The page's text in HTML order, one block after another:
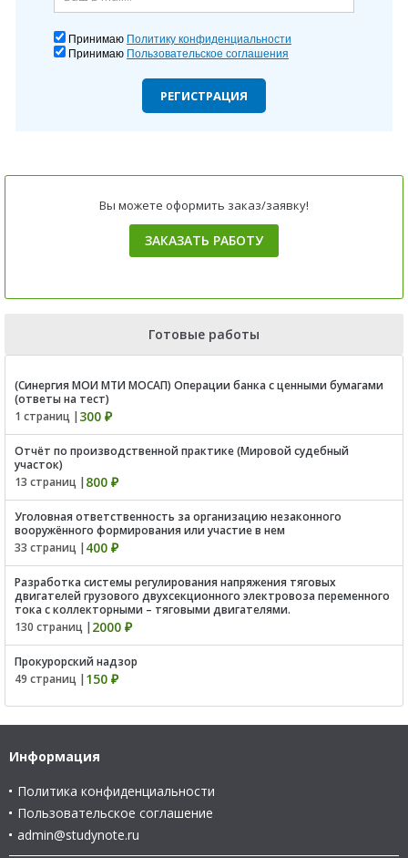
Принимаю Политику конфиденциальности
Принимаю Пользовательское соглашения
РЕГИСТРАЦИЯ
Вы можете оформить заказ/заявку!
ЗАКАЗАТЬ РАБОТУ
Готовые работы
(Синергия МОИ МТИ МОСАП) Операции банка с ценными бумагами
(ответы на тест)
1 страниц | 300 ₽
Отчёт по производственной практике (Мировой судебный
участок)
13 страниц | 800 ₽
Уголовная ответственность за организацию незаконного
вооружённого формирования или участие в нем
33 страниц | 400 ₽
Разработка системы регулирования напряжения тяговых
двигателей грузового двухсекционного электровоза переменного
тока с коллекторными – тяговыми двигателями.
130 страниц | 2000 ₽
Прокурорский надзор
49 страниц | 150 ₽
Информация
Политика конфиденциальности
Пользовательское соглашение
admin@studynote.ru